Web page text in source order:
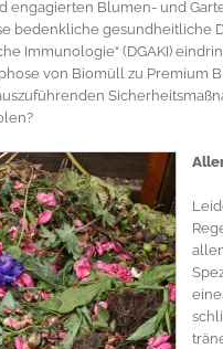
engagierten Blumen- und
bedenkliche gesundheitliche
Immunologie“ (DGAKI)
von Biomüll zu Premium